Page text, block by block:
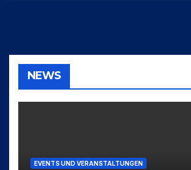
NEWS
EVENTS UND VERANSTALTUNGEN